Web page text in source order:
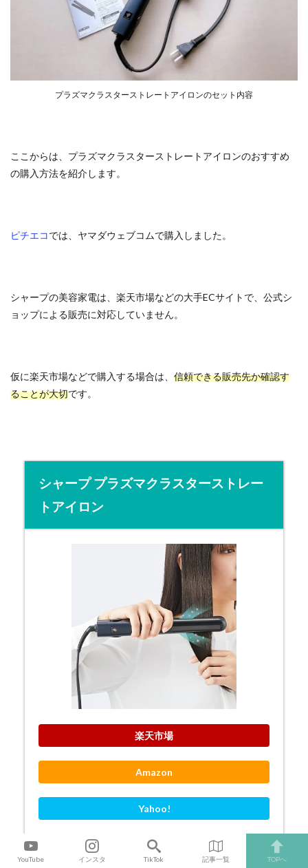
プラズマクラスターストレートアイロンのセット内容
ここからは、プラズマクラスターストレートアイロンのおすすめ
の購入方法を紹介します。
ピチエコでは、ヤマダウェブコムで購入しました。
シャープの美容家電は、楽天市場などの大手ECサイトで、公式シ
ョップによる販売に対応していません。
仮に楽天市場などで購入する場合は、 信頼できる販売先か確認す
ることが大切です。
シャープ プラズマクラスターストレー
トアイロン
楽天市場
Amazon
Yahoo!
YouTube インスタ TikTok 記事一覧 TOPへ